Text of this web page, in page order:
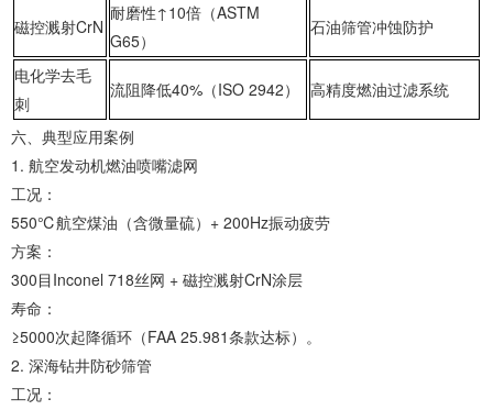
‌磁控溅射CrN‌
耐磨性↑10倍（ASTM
G65）
石油筛管冲蚀防护
‌电化学去毛
刺‌
流阻降低40%（ISO 2942） 高精度燃油过滤系统
‌六、典型应用案例‌
1. ‌航空发动机燃油喷嘴滤网‌
‌工况‌：
550℃航空煤油（含微量硫）+ 200Hz振动疲劳
‌方案‌：
300目Inconel 718丝网 + 磁控溅射CrN涂层
‌寿命‌：
≥5000次起降循环（FAA 25.981条款达标）。
2. ‌深海钻井防砂筛管‌
‌工况‌：